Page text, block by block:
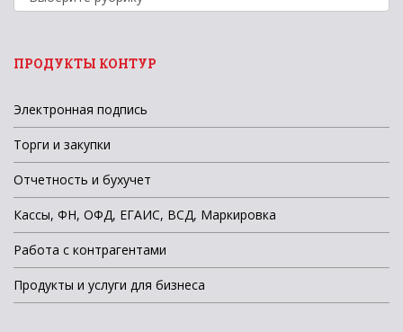
новостей
ПРОДУКТЫ КОНТУР
Электронная подпись
Торги и закупки
Отчетность и бухучет
Кассы, ФН, ОФД, ЕГАИС, ВСД, Маркировка
Работа с контрагентами
Продукты и услуги для бизнеса